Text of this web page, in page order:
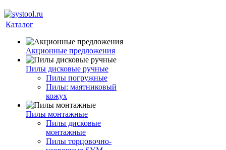
Каталог
Акционные предложения
Пилы дисковые ручные
Пилы погружные
Пилы: маятниковый
кожух
Пилы монтажные
Пилы дисковые
монтажные
Пилы торцовочно-